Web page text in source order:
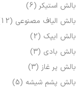
بالش استیکر (6)
بالش الیاف مصنوعی (12)
بالش ایپک (2)
بالش بادی (3)
بالش پر غاز (3)
بالش پشم شیشه (5)